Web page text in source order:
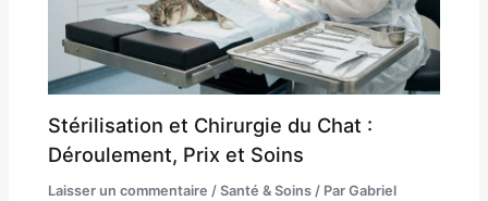
Stérilisation et Chirurgie du Chat :
Déroulement, Prix et Soins
Laisser un commentaire /Santé & Soins / ParGabriel